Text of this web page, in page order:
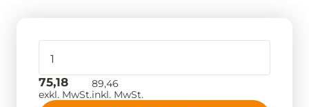
75,18
exkl. MwSt.
89,46
inkl. MwSt.